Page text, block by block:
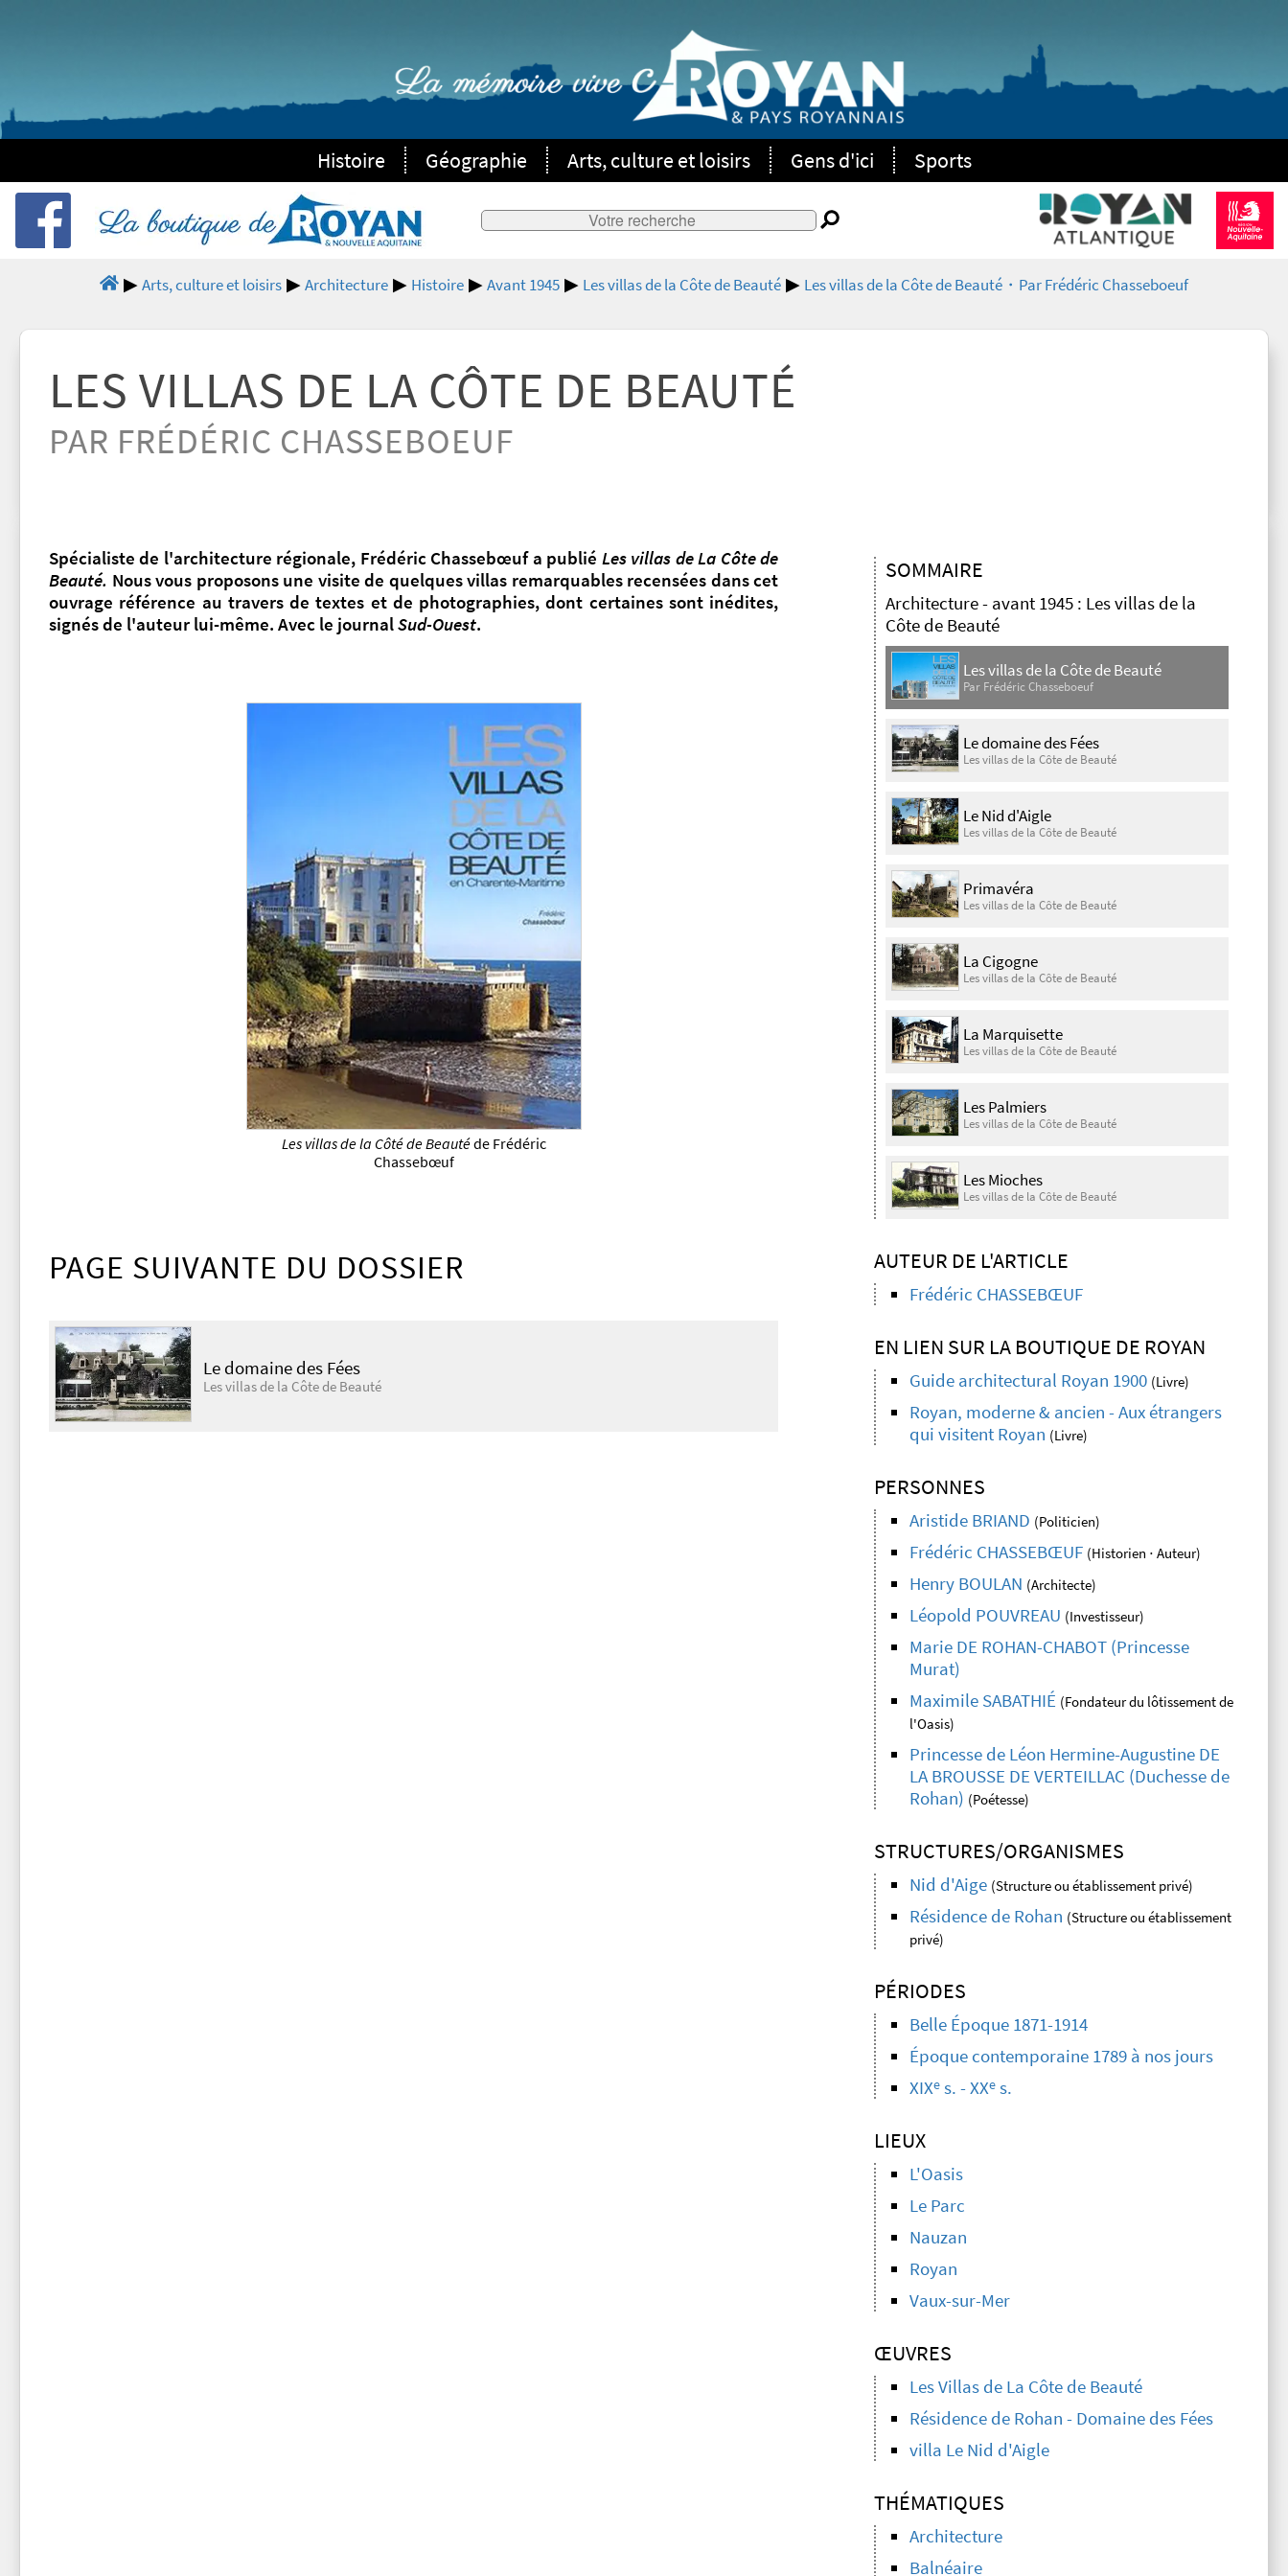
Histoire Géographie Arts, culture et loisirs Gens d'ici Sports
Arts, culture et loisirs Architecture Histoire Avant 1945 Les villas de la Côte de Beauté Les villas de la Côte de Beauté・Par Frédéric Chasseboeuf
LES VILLAS DE LA CÔTE DE BEAUTÉ
PAR FRÉDÉRIC CHASSEBOEUF
Spécialiste de l'architecture régionale, Frédéric Chassebœuf a publié Les villas de La Côte de
Beauté. Nous vous proposons une visite de quelques villas remarquables recensées dans cet
ouvrage référence au travers de textes et de photographies, dont certaines sont inédites,
signés de l'auteur lui-même. Avec le journalSud-Ouest.
Les villas de la Côté de Beautéde Frédéric
Chassebœuf
PAGE SUIVANTE DU DOSSIER
Le domaine des Fées
Les villas de la Côte de Beauté
SOMMAIRE
Architecture - avant 1945 : Les villas de la
Côte de Beauté
Les villas de la Côte de Beauté
Par Frédéric Chasseboeuf
Le domaine des Fées
Les villas de la Côte de Beauté
Le Nid d'Aigle
Les villas de la Côte de Beauté
Primavéra
Les villas de la Côte de Beauté
La Cigogne
Les villas de la Côte de Beauté
La Marquisette
Les villas de la Côte de Beauté
Les Palmiers
Les villas de la Côte de Beauté
Les Mioches
Les villas de la Côte de Beauté
AUTEUR DE L'ARTICLE
Frédéric CHASSEBŒUF
EN LIEN SUR LA BOUTIQUE DE ROYAN
Guide architectural Royan 1900 (Livre)
Royan, moderne & ancien - Aux étrangers
qui visitent Royan (Livre)
PERSONNES
Aristide BRIAND (Politicien)
Frédéric CHASSEBŒUF (Historien ⋅ Auteur)
Henry BOULAN (Architecte)
Léopold POUVREAU (Investisseur)
Marie DE ROHAN-CHABOT (Princesse
Murat)
Maximile SABATHIÉ (Fondateur du lôtissement de
l'Oasis)
Princesse de Léon Hermine-Augustine DE
LA BROUSSE DE VERTEILLAC (Duchesse de
Rohan) (Poétesse)
STRUCTURES/ORGANISMES
Nid d'Aige (Structure ou établissement privé)
Résidence de Rohan (Structure ou établissement
privé)
PÉRIODES
Belle Époque 1871-1914
Époque contemporaine 1789 à nos jours
XIXe s. - XXe s.
LIEUX
L'Oasis
Le Parc
Nauzan
Royan
Vaux-sur-Mer
ŒUVRES
Les Villas de La Côte de Beauté
Résidence de Rohan - Domaine des Fées
villa Le Nid d'Aigle
THÉMATIQUES
Architecture
Balnéaire